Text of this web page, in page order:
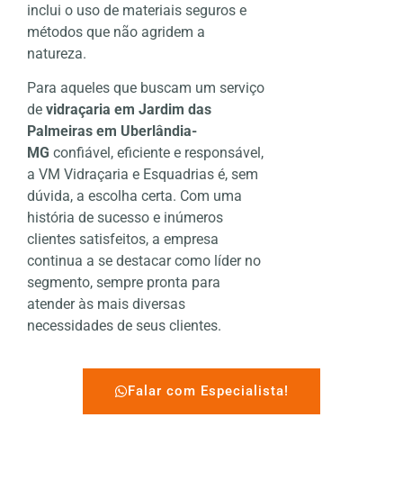
inclui o uso de materiais seguros e
métodos que não agridem a
natureza.
Para aqueles que buscam um serviço
de vidraçaria em Jardim das
Palmeiras em Uberlândia-
MG confiável, eficiente e responsável,
a VM Vidraçaria e Esquadrias é, sem
dúvida, a escolha certa. Com uma
história de sucesso e inúmeros
clientes satisfeitos, a empresa
continua a se destacar como líder no
segmento, sempre pronta para
atender às mais diversas
necessidades de seus clientes.
Falar com Especialista!